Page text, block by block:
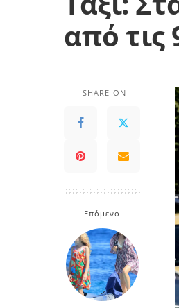
από τις
SHARE ON
Επόμενο